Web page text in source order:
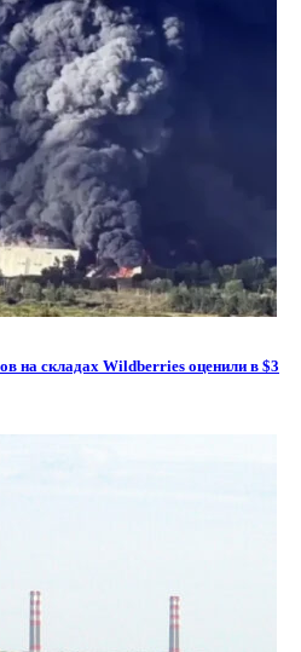
на складах Wildberries оценили в $3